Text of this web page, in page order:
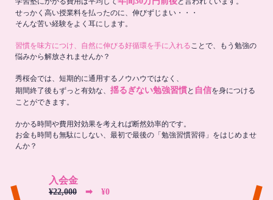
せっかく高い授業料を払ったのに、伸びずじまい・・・
そんな苦い経験をよく耳にします。
習慣を味方につけ、自然に伸びる好循環を手に入れることで、もう勉強の
悩みから解放されませんか？
秀桜会では、短期的に通用するノウハウではなく、
期間終了後もずっと有効な、 揺るぎない勉強習慣と 自信を身につける
ことができます。
かかる時間や費用対効果を考えれば断然効率的です。
お金も時間も無駄にしない、最初で最後の「勉強習慣習得」をはじめませ
んか？
入会金
¥22,000 ➡︎ ¥0